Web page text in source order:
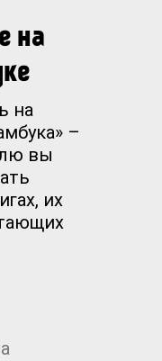
на
на
–
вы
их